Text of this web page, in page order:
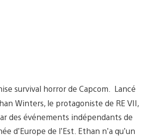
survival horror de Capcom. Lancé
Winters, le protagoniste de RE VII,
des événements indépendants de
de l’Est. Ethan n’a qu’un